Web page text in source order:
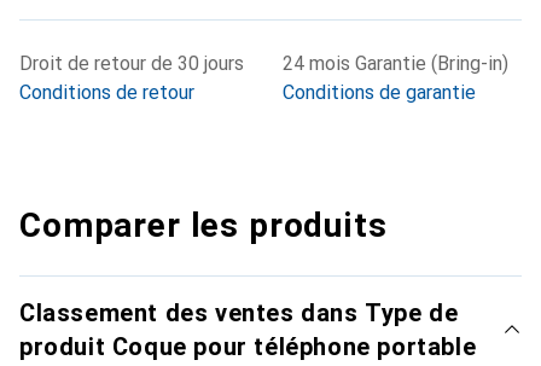
Droit de retour de 30 jours
Conditions de retour
24 mois Garantie (Bring-in)
Conditions de garantie
Comparer les produits
Classement des ventes dans Type de
produit Coque pour téléphone portable